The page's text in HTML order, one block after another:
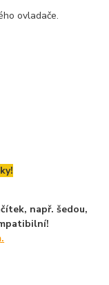
ovladače.
např. šedou,